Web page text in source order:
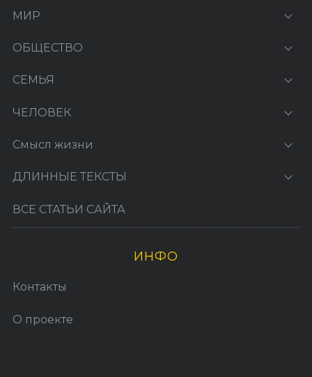
МИР
ОБЩЕСТВО
СЕМЬЯ
ЧЕЛОВЕК
Смысл жизни
ДЛИННЫЕ ТЕКСТЫ
ВСЕ СТАТЬИ САЙТА
ИНФО
Контакты
О проекте